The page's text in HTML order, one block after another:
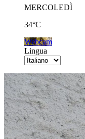
MERCOLEDÌ
34°C
Webcam
Lingua